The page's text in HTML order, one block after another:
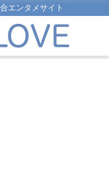
エンタメサイト